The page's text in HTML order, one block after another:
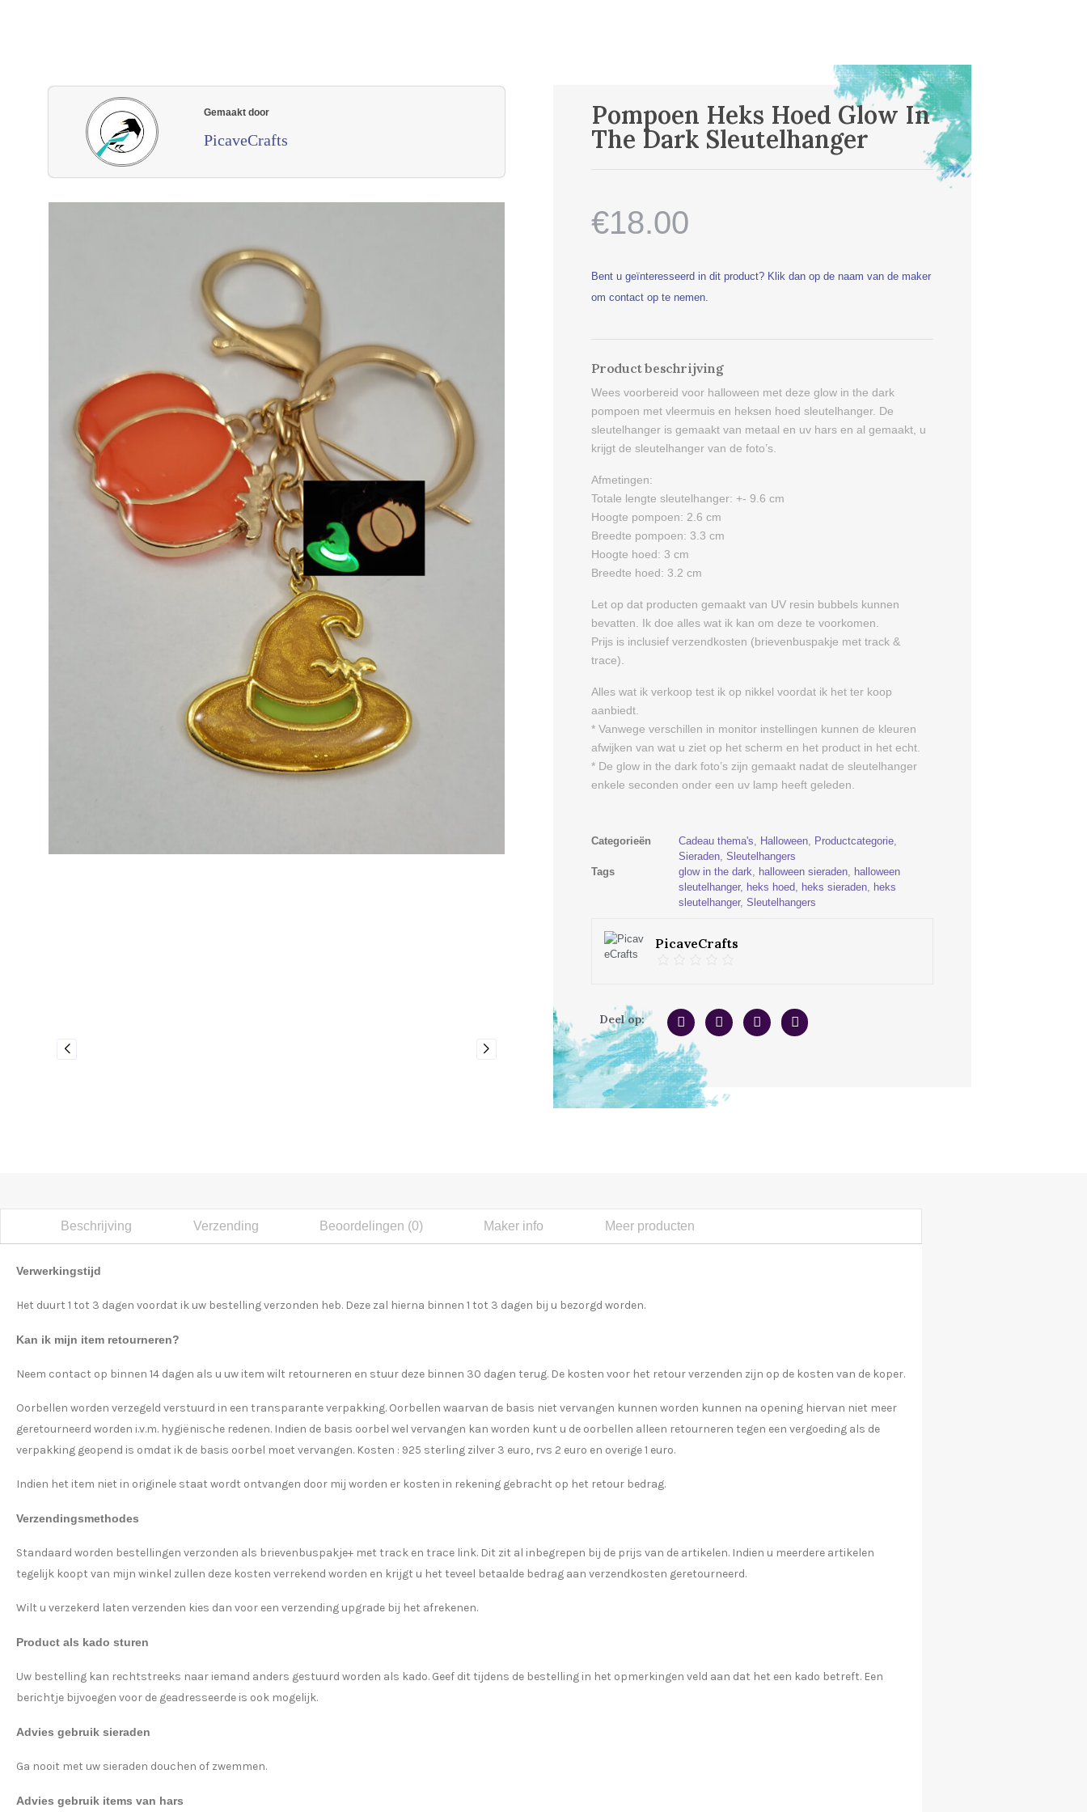
Gemaakt door
PicaveCrafts
Pompoen Heks Hoed Glow In
The Dark Sleutelhanger
€18.00
Bent u geïnteresseerd in dit product? Klik dan op de naam van de maker
om contact op te nemen.
Product beschrijving
Wees voorbereid voor halloween met deze glow in the dark
pompoen met vleermuis en heksen hoed sleutelhanger. De
sleutelhanger is gemaakt van metaal en uv hars en al gemaakt, u
krijgt de sleutelhanger van de foto’s.
Afmetingen:
Totale lengte sleutelhanger: +- 9.6 cm
Hoogte pompoen: 2.6 cm
Breedte pompoen: 3.3 cm
Hoogte hoed: 3 cm
Breedte hoed: 3.2 cm
Let op dat producten gemaakt van UV resin bubbels kunnen
bevatten. Ik doe alles wat ik kan om deze te voorkomen.
Prijs is inclusief verzendkosten (brievenbuspakje met track &
trace).
Alles wat ik verkoop test ik op nikkel voordat ik het ter koop
aanbiedt.
* Vanwege verschillen in monitor instellingen kunnen de kleuren
afwijken van wat u ziet op het scherm en het product in het echt.
* De glow in the dark foto’s zijn gemaakt nadat de sleutelhanger
enkele seconden onder een uv lamp heeft geleden.
Categorieën Cadeau thema's, Halloween, Productcategorie,
Sieraden, Sleutelhangers
Tags
glow in the dark, halloween sieraden, halloween
sleutelhanger, heks hoed, heks sieraden, heks
sleutelhanger, Sleutelhangers
PicaveCrafts
Deel op:
Beschrijving Verzending Beoordelingen (0) Maker info Meer producten
Verwerkingstijd
Het duurt 1 tot 3 dagen voordat ik uw bestelling verzonden heb. Deze zal hierna binnen 1 tot 3 dagen bij u bezorgd worden.
Kan ik mijn item retourneren?
Neem contact op binnen 14 dagen als u uw item wilt retourneren en stuur deze binnen 30 dagen terug. De kosten voor het retour verzenden zijn op de kosten van de koper.
Oorbellen worden verzegeld verstuurd in een transparante verpakking. Oorbellen waarvan de basis niet vervangen kunnen worden kunnen na opening hiervan niet meer
geretourneerd worden i.v.m. hygiënische redenen. Indien de basis oorbel wel vervangen kan worden kunt u de oorbellen alleen retourneren tegen een vergoeding als de
verpakking geopend is omdat ik de basis oorbel moet vervangen. Kosten : 925 sterling zilver 3 euro, rvs 2 euro en overige 1 euro.
Indien het item niet in originele staat wordt ontvangen door mij worden er kosten in rekening gebracht op het retour bedrag.
Verzendingsmethodes
Standaard worden bestellingen verzonden als brievenbuspakje+ met track en trace link. Dit zit al inbegrepen bij de prijs van de artikelen. Indien u meerdere artikelen
tegelijk koopt van mijn winkel zullen deze kosten verrekend worden en krijgt u het teveel betaalde bedrag aan verzendkosten geretourneerd.
Wilt u verzekerd laten verzenden kies dan voor een verzending upgrade bij het afrekenen.
Product als kado sturen
Uw bestelling kan rechtstreeks naar iemand anders gestuurd worden als kado. Geef dit tijdens de bestelling in het opmerkingen veld aan dat het een kado betreft. Een
berichtje bijvoegen voor de geadresseerde is ook mogelijk.
Advies gebruik sieraden
Ga nooit met uw sieraden douchen of zwemmen.
Advies gebruik items van hars